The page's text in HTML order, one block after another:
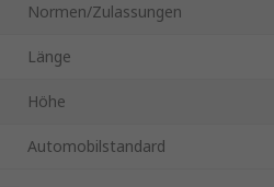
Normen/Zulassungen
Länge
Höhe
Automobilstandard